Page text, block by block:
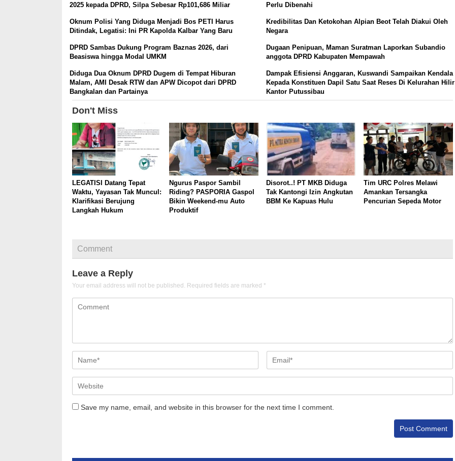
2025 kepada DPRD, Silpa Sebesar Rp101,686 Miliar
Perlu Dibenahi
Oknum Polisi Yang Diduga Menjadi Bos PETI Harus
Ditindak, Legatisi: Ini PR Kapolda Kalbar Yang Baru
Kredibilitas Dan Ketokohan Alpian Beot Telah Diakui Oleh
Negara
DPRD Sambas Dukung Program Baznas 2026, dari
Beasiswa hingga Modal UMKM
Dugaan Penipuan, Maman Suratman Laporkan Subandio
anggota DPRD Kabupaten Mempawah
Diduga Dua Oknum DPRD Dugem di Tempat Hiburan
Malam, AMI Desak RTW dan APW Dicopot dari DPRD
Bangkalan dan Partainya
Dampak Efisiensi Anggaran, Kuswandi Sampaikan Kendala
Kepada Konstituen Dapil Satu Saat Reses Di Kelurahan Hilir
Kantor Putussibau
Don't Miss
LEGATISI Datang Tepat
Waktu, Yayasan Tak Muncul:
Klarifikasi Berujung
Langkah Hukum
Ngurus Paspor Sambil
Riding? PASPORIA Gaspol
Bikin Weekend-mu Auto
Produktif
Disorot..! PT MKB Diduga
Tak Kantongi Izin Angkutan
BBM Ke Kapuas Hulu
Tim URC Polres Melawi
Amankan Tersangka
Pencurian Sepeda Motor
Comment
Leave a Reply
Your email address will not be published. Required fields are marked *
Save my name, email, and website in this browser for the next time I comment.